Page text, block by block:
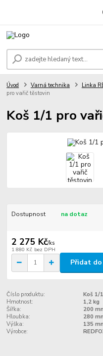
Úvod Varná technika Linka
pro vařič těstovin
Koš 1/1 pro
Dostupnost na dotaz
2 275 Kč/ks
1 880 Kč bez DPH
Přidat
Číslo produktu:
Koš 1/
Hmotnost:
1,2 kg
Šířka:
200
Hloubka:
280
Výška:
135
Výrobce: